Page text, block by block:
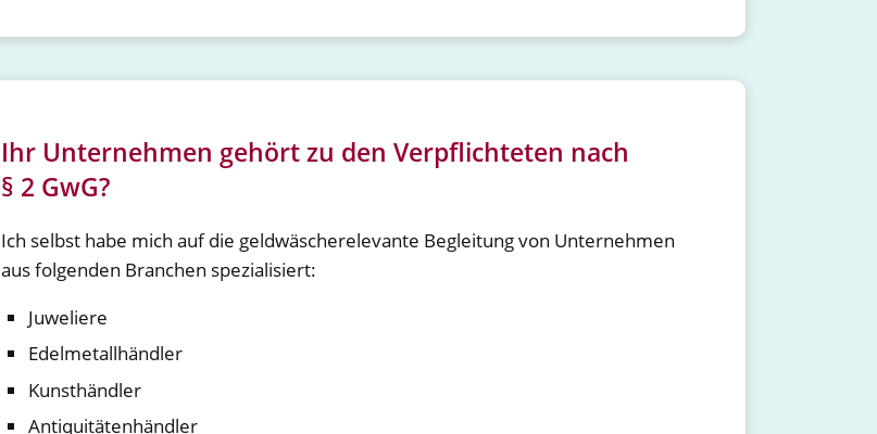
Ihr Unternehmen gehört zu den Verpflichteten nach
§ 2 GwG?
Ich selbst habe mich auf die geldwäscherelevante Begleitung von Unternehmen
aus folgenden Branchen spezialisiert:
Juweliere
Edelmetallhändler
Kunsthändler
Antiquitätenhändler